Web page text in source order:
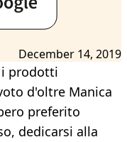
December 14, 2019
i prodotti
d'oltre Manica
preferito
dedicarsi alla